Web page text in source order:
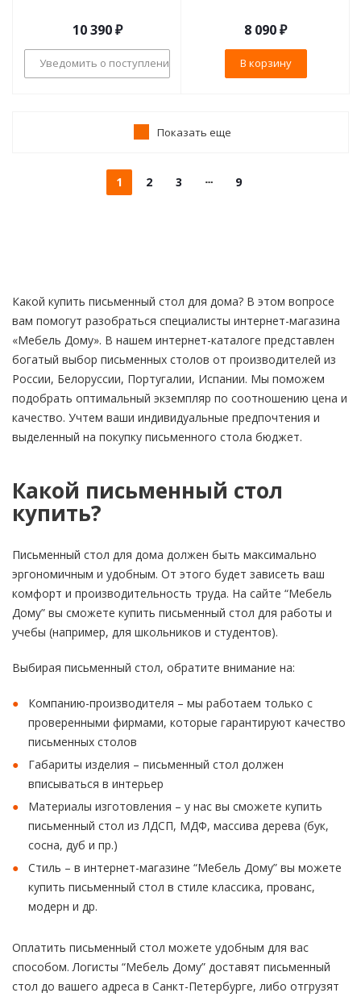
10 390₽
Уведомить о поступлении
8 090₽
В корзину
Показать еще
1 2 3 9
Какой купить письменный стол для дома? В этом вопросе
вам помогут разобраться специалисты интернет-магазина
«Мебель Дому». В нашем интернет-каталоге представлен
богатый выбор письменных столов от производителей из
России, Белоруссии, Португалии, Испании. Мы поможем
подобрать оптимальный экземпляр по соотношению цена и
качество. Учтем ваши индивидуальные предпочтения и
выделенный на покупку письменного стола бюджет.
Какой письменный стол
купить?
Письменный стол для дома должен быть максимально
эргономичным и удобным. От этого будет зависеть ваш
комфорт и производительность труда. На сайте “Мебель
Дому” вы сможете купить письменный стол для работы и
учебы (например, для школьников и студентов).
Выбирая письменный стол, обратите внимание на:
Компанию-производителя – мы работаем только с
проверенными фирмами, которые гарантируют качество
письменных столов
Габариты изделия – письменный стол должен
вписываться в интерьер
Материалы изготовления – у нас вы сможете купить
письменный стол из ЛДСП, МДФ, массива дерева (бук,
сосна, дуб и пр.)
Стиль – в интернет-магазине “Мебель Дому” вы можете
купить письменный стол в стиле классика, прованс,
модерн и др.
Оплатить письменный стол можете удобным для вас
способом. Логисты “Мебель Дому” доставят письменный
стол до вашего адреса в Санкт-Петербурге, либо отгрузят